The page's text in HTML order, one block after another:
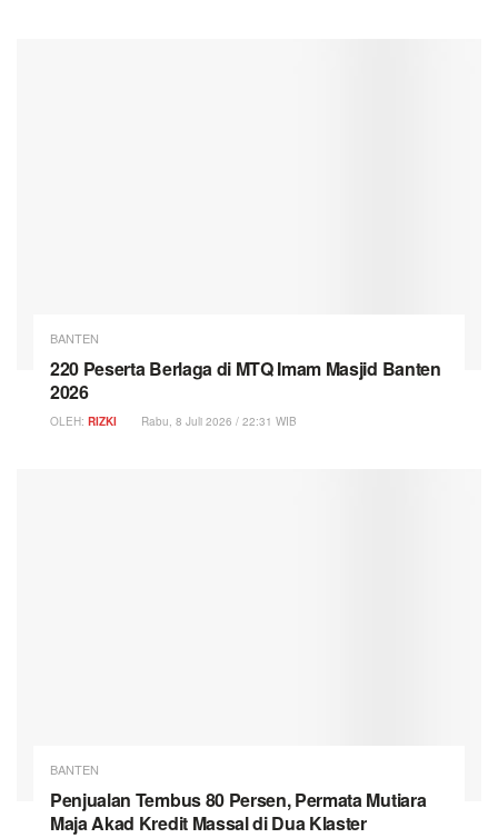
BANTEN
220 Peserta Berlaga di MTQ Imam Masjid Banten
2026
OLEH: RIZKI Rabu, 8 Juli 2026 / 22:31 WIB
BANTEN
Penjualan Tembus 80 Persen, Permata Mutiara
Maja Akad Kredit Massal di Dua Klaster